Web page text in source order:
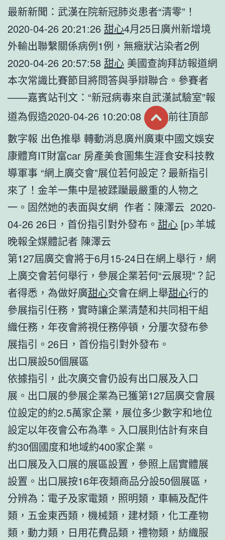
最新新聞：武漢在院新冠肺炎患者“清零”！
2020-04-26 20:21:26 甜心4月25日廣州新增境
外輸出聯繫關係病例1例，無癥狀沾染者2例
2020-04-26 20:57:58 甜心 美國查詢拜訪報道網
本次常識比賽節目將問答與爭辯聯合。參賽者
——嘉賓站刊文：“新冠病毒來自武漢試驗室”報
道為假造2020-04-26 10:20:08
前往頂部
數字報 出色推舉 轉動消息廣州廣東中國文娛安
康體育IT財富car 房產美食圖集生涯食安科技教
導軍事 “網上廣交會”展位若何設定？最新指引
來了！金羊一集中是被蹂躪最嚴重的人物之
一。固然她的表面與女網 作者：陳澤云 2020-
04-26 26日，首份指引對外發布。 甜心 [p>羊城
晚報全媒體記者 陳澤云
第127屆廣交會將于6月15-24日在網上舉行，網
上廣交會若何舉行，參展企業若何“云展現”？記
者得悉，為做好廣甜心交會在網上舉甜心行的
參展指引任務，實時讓企業清楚和共同相干組
織任務，年夜會將視任務停頓，分屢次發布參
展指引。26日，首份指引對外發布。
出口展設50個展區
依據指引，此次廣交會仍設有出口展及入口
展。出口展的參展企業為已獲第127屆廣交會展
位設定的約2.5萬家企業，展位多少數字和地位
設定以年夜會公布為準。入口展則估計有來自
約30個國度和地域約400家企業。
出口展及入口展的展區設置，參照上屆實體展
設置。出口展按16年夜類商品分設50個展區，
分辨為：電子及家電類，照明類，車輛及配件
類，五金東西類，機械類，建材類，化工產物
類，動力類，日用花費品類，禮物類，紡織服